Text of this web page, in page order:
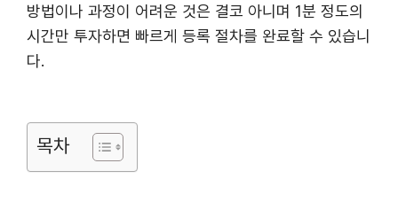
방법이나 과정이 어려운 것은 결코 아니며 1분 정도의
시간만 투자하면 빠르게 등록 절차를 완료할 수 있습니
다.
목차